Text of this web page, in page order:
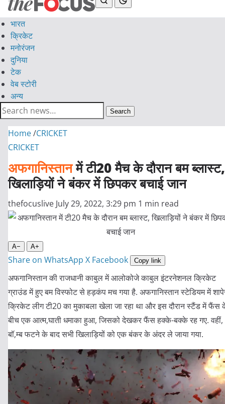
भारत
क्रिकेट
मनोरंजन
दुनिया
टेक
वेब स्टोरी
अन्य
Search
Home/CRICKET
CRICKET
अफगानिस्तानमें टी20 मैच के दौरान बम ब्लास्ट,
खिलाड़ियों ने बंकर में छिपकर बचाई जान
thefocuslive July 29, 2022, 3:29 pm 1 min read
A− A+
Share on WhatsApp X Facebook Copy link
अफगानिस्तान की राजधानी काबुल में आलोकोजे काबुल इंटरनेशनल क्रिकेट
ग्राउंड में हुए बम विस्फोट से हड़कंप मच गया है. अफगानिस्तान स्टेडियम में
क्रिकेट लीग टी20 का मुकाबला खेला जा रहा था और इस दौरान स्टैंड में फैंस
बीच एक आत्म,घाती धमाका हुआ, जिसको देखकर फैंस हक्के-बक्के रह गए. वहीं,
बॉ,म्ब फटने के बाद सभी खिलाड़ियों को एक बंकर के अंदर ले जाया गया.